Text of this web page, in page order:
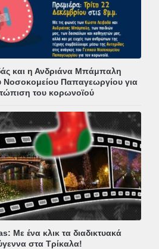
και η Ανδριάνα Μπάμπαλη
Νοσοκομείου Παπαγεωργίου για
του κορωνοϊού
Με ένα κλικ τα διαδικτυακά
στα Τρίκαλα!